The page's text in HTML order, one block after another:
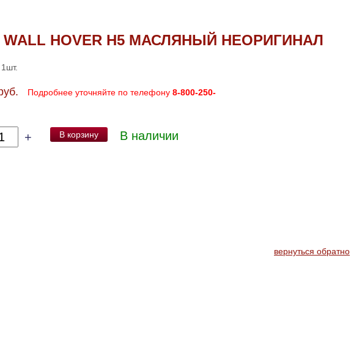
HOVER H5 МАСЛЯНЫЙ НЕОРИГИНАЛ
Подробнее уточняйте по телефону 8-800-250-
+ В корзину В наличии
вернуться обратно